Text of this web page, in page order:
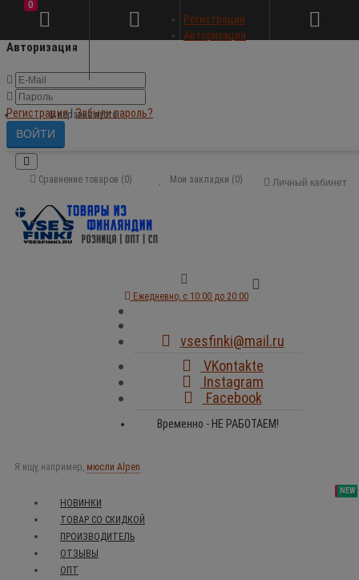
Авторизация
Регистрация|Забыли пароль?
Личный кабинет
Мои закладки (0)
Сравнение товаров (0)
Ежедневно, с 10:00 до 20:00
vsesfinki@mail.ru
VKontakte
Instagram
Facebook
Временно - НЕ РАБОТАЕМ!
Я ищу, например, мюсли Alpen
Регистрация
Авторизация
0
В корзине пусто!
NEW
НОВИНКИ
SALE
ТОВАР СО СКИДКОЙ
NEW
ПРОИЗВОДИТЕЛЬ
NEW
ОТЗЫВЫ
ОПТ